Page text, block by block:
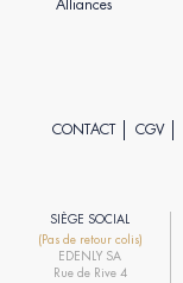
Alliances
CONTACT CGV
SIÈGE SOCIAL
(Pas de retour colis)
EDENLY SA
Rue de Rive 4